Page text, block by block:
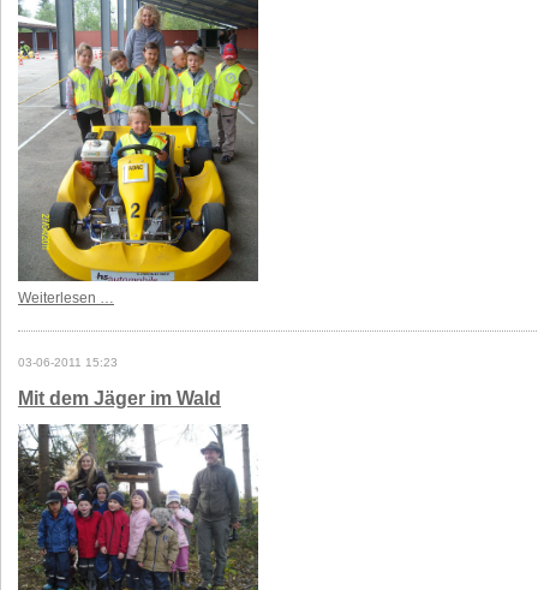
Weiterlesen …
03-06-2011 15:23
Mit dem Jäger im Wald